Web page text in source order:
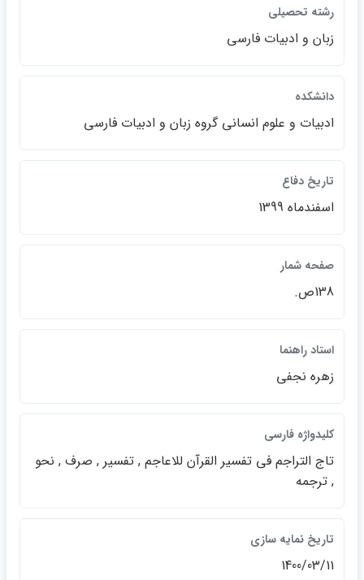
رشته تحصيلي
زبان و ادبيات فارسي
دانشكده
ادبيات و علوم انساني گروه زبان و ادبيات فارسي
تاريخ دفاع
اسفندماه 1399
صفحه شمار
138ص.
استاد راهنما
زهره نجفي
كليدواژه فارسي
تاج التراجم في تفسير القرآن للاعاجم , تفسير , صرف , نحو
, ترجمه
تاريخ نمايه سازي
1400/03/11